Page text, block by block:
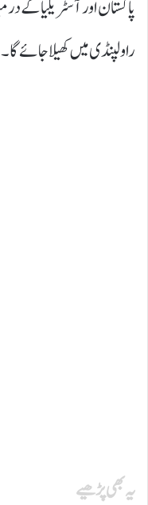
راولپنڈی میں کھیلا جائے گا۔
یہ بھی پڑھیے